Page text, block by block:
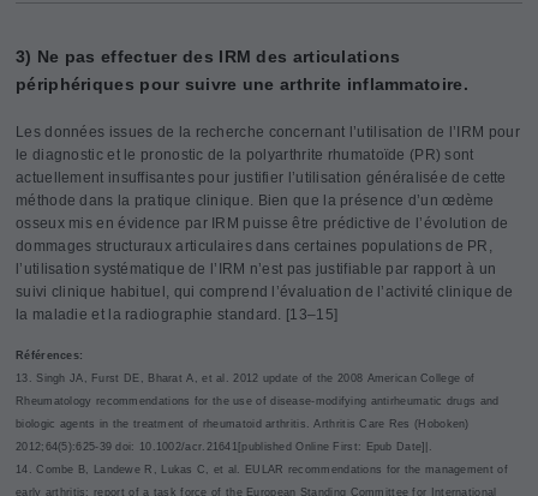
3) Ne pas effectuer des IRM des articulations
périphériques pour suivre une arthrite inflammatoire.
Les données issues de la recherche concernant l’utilisation de l’IRM pour
le diagnostic et le pronostic de la polyarthrite rhumatoïde (PR) sont
actuellement insuffisantes pour justifier l’utilisation généralisée de cette
méthode dans la pratique clinique. Bien que la présence d’un œdème
osseux mis en évidence par IRM puisse être prédictive de l’évolution de
dommages structuraux articulaires dans certaines populations de PR,
l’utilisation systématique de l’IRM n’est pas justifiable par rapport à un
suivi clinique habituel, qui comprend l’évaluation de l’activité clinique de
la maladie et la radiographie standard. [13–15]
Références:
13. Singh JA, Furst DE, Bharat A, et al. 2012 update of the 2008 American College of
Rheumatology recommendations for the use of disease-modifying antirheumatic drugs and
biologic agents in the treatment of rheumatoid arthritis. Arthritis Care Res (Hoboken)
2012;64(5):625-39 doi: 10.1002/acr.21641[published Online First: Epub Date]|.
14. Combe B, Landewe R, Lukas C, et al. EULAR recommendations for the management of
early arthritis: report of a task force of the European Standing Committee for International